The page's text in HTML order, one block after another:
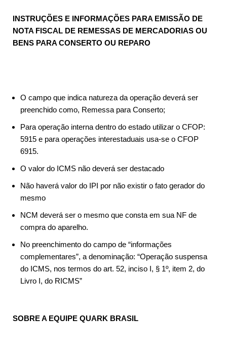
INSTRUÇÕES E INFORMAÇÕES PARA EMISSÃO DE
NOTA FISCAL DE REMESSAS DE MERCADORIAS OU
BENS PARA CONSERTO OU REPARO
O campo que indica natureza da operação deverá ser
preenchido como, Remessa para Conserto;
Para operação interna dentro do estado utilizar o CFOP:
5915 e para operações interestaduais usa-se o CFOP
6915.
O valor do ICMS não deverá ser destacado
Não haverá valor do IPI por não existir o fato gerador do
mesmo
NCM deverá ser o mesmo que consta em sua NF de
compra do aparelho.
No preenchimento do campo de “informações
complementares”, a denominação: “Operação suspensa
do ICMS, nos termos do art. 52, inciso I, § 1º, item 2, do
Livro I, do RICMS”
SOBRE A EQUIPE QUARK BRASIL